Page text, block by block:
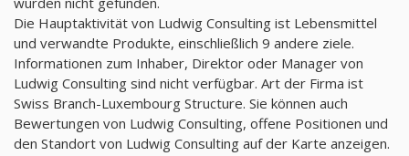
Die Hauptaktivität von Ludwig Consulting ist Lebensmittel
und verwandte Produkte, einschließlich 9 andere ziele.
Informationen zum Inhaber, Direktor oder Manager von
Ludwig Consulting sind nicht verfügbar. Art der Firma ist
Swiss Branch-Luxembourg Structure. Sie können auch
Bewertungen von Ludwig Consulting, offene Positionen und
den Standort von Ludwig Consulting auf der Karte anzeigen.